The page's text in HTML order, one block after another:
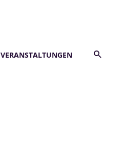
VERANSTALTUNGEN